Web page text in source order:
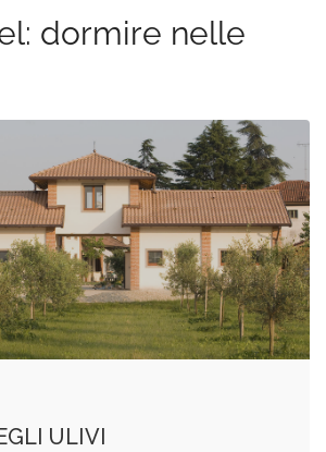
dormire nelle
ULIVI